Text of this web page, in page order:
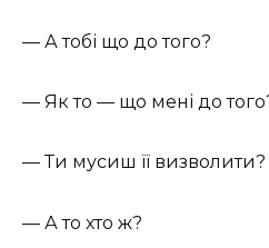
— А тобі що до того?
— Як то — що мені до
— Ти мусиш її визволити?
— А то хто ж?